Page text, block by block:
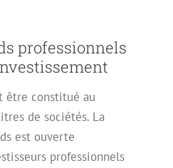
professionnels
être constitué au
de sociétés. La
est ouverte
professionnels